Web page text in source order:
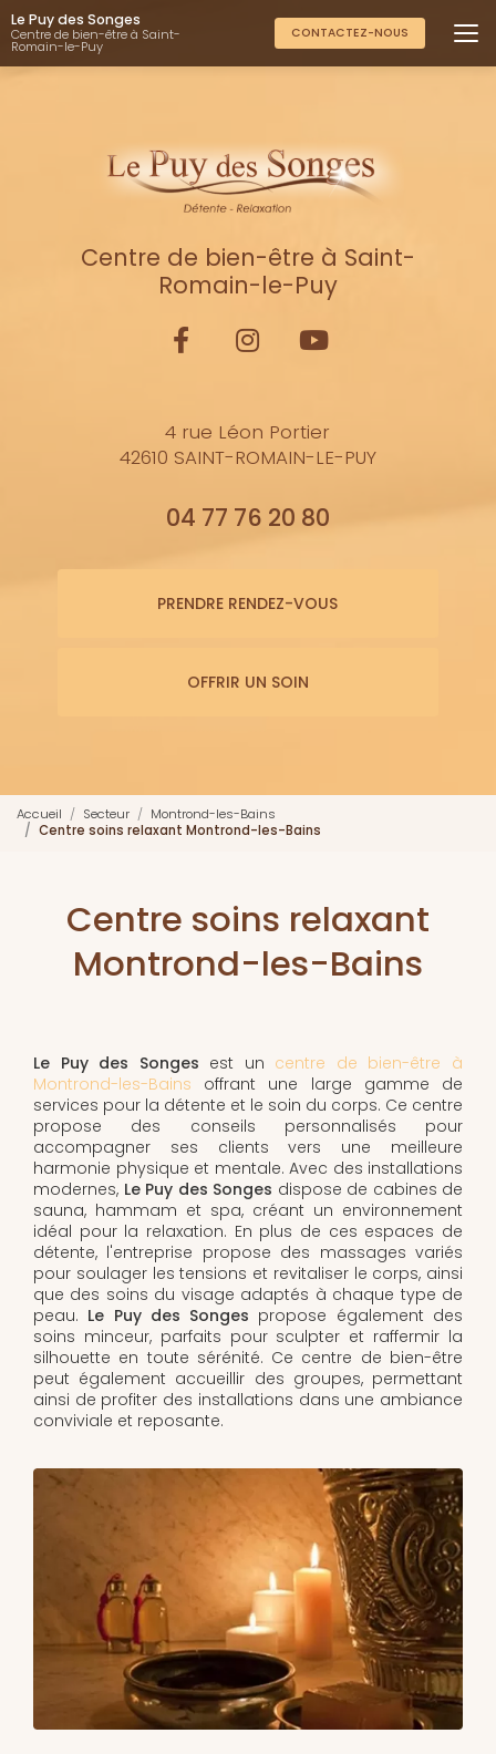
Aller
au
contenu
principal
Le Puy des Songes
Centre de bien-être à Saint-
Romain-le-Puy
CONTACTEZ-NOUS
Centre de bien-être à Saint-
Romain-le-Puy
4 rue Léon Portier
42610 SAINT-ROMAIN-LE-PUY
04 77 76 20 80
PRENDRE RENDEZ-VOUS
OFFRIR UN SOIN
Accueil Secteur
Montrond-les-Bains
Centre soins relaxant Montrond-les-Bains
Centre soins relaxant
Montrond-les-Bains
Le Puy des Songes est un centre de bien-être à
Montrond-les-Bains offrant une large gamme de
services pour la détente et le soin du corps. Ce centre
propose des conseils personnalisés pour
accompagner ses clients vers une meilleure
harmonie physique et mentale. Avec des installations
modernes, Le Puy des Songes dispose de cabines de
sauna, hammam et spa, créant un environnement
idéal pour la relaxation. En plus de ces espaces de
détente, l'entreprise propose des massages variés
pour soulager les tensions et revitaliser le corps, ainsi
que des soins du visage adaptés à chaque type de
peau. Le Puy des Songes propose également des
soins minceur, parfaits pour sculpter et raffermir la
silhouette en toute sérénité. Ce centre de bien-être
peut également accueillir des groupes, permettant
ainsi de profiter des installations dans une ambiance
conviviale et reposante.